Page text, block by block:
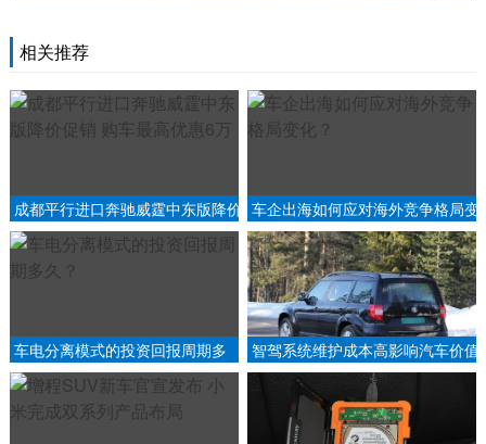
相关推荐
成都平行进口奔驰威霆中东版降价
促销 购车最高优惠6万
车企出海如何应对海外竞争格局变
化？
车电分离模式的投资回报周期多
久？
智驾系统维护成本高影响汽车价值
吗？